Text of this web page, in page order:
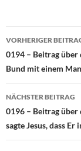
VORHERIGER
0194 – Beitrag über
Bund mit einem
NÄCHSTER BEITRAG
0196 – Beitrag über
sagte Jesus, dass Er